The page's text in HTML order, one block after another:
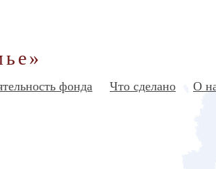
фонда Что сделано О